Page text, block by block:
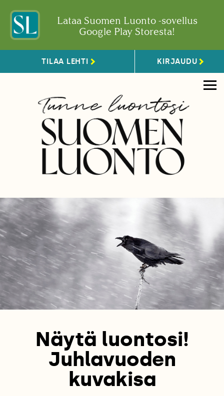
Lataa Suomen Luonto -sovellus
Google Play Storesta!
TILAA LEHTI KIRJAUDU
Näytä luontosi!
Juhlavuoden
kuvakisa